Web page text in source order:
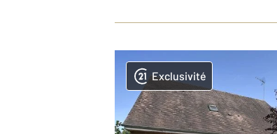
Exclusivité